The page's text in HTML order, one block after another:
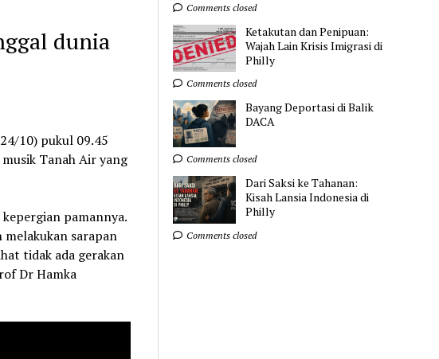
dunia
10) pukul 09.45
Tanah Air yang
pamannya.
sarapan
tidak ada gerakan
Dr Hamka
Comments closed
Ketakutan dan Penipuan:
Wajah Lain Krisis Imigrasi di
Philly
Comments closed
Bayang Deportasi di Balik
DACA
Comments closed
Dari Saksi ke Tahanan:
Kisah Lansia Indonesia di
Philly
Comments closed